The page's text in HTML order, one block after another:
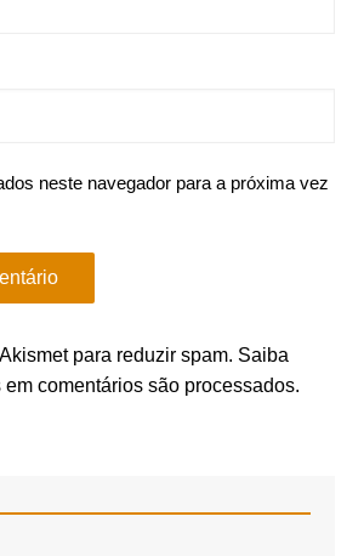
neste navegador para a próxima vez
para reduzir spam. Saiba
comentários são processados.